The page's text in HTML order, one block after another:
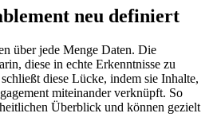
neu definiert
über jede Menge Daten. Die
diese in echte Erkenntnisse zu
diese Lücke, indem sie Inhalte,
miteinander verknüpft. So
Überblick und können gezielt